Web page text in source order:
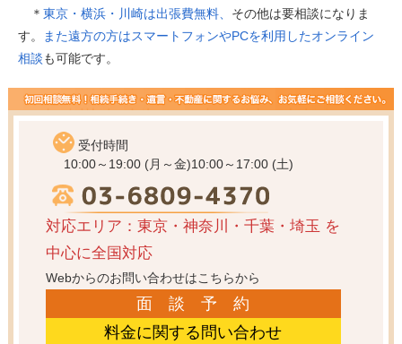
＊ 東京・横浜・川崎は出張費無料、 その他は要相談になりま
す。
また遠方の方はスマートフォンやPCを利用したオンライン
相談も可能です。
受付時間
10:00～19:00 (月～金)10:00～17:00 (土)
対応エリア：東京・神奈川・千葉・埼玉 を
中心に全国対応
Webからのお問い合わせはこちらから
面 談 予 約
料金に関する問い合わせ